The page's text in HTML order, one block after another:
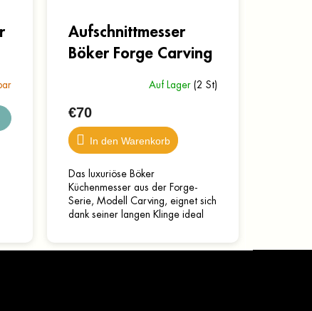
Aufschnittmesser
Böker Forge Carving
Auf Lager (2 St)
€70
In den Warenkorb
Das luxuriöse Böker
Küchenmesser aus der Forge-
Serie, Modell Carving, eignet sich
dank seiner langen Klinge ideal
Fisch. Es verfügt über eine...